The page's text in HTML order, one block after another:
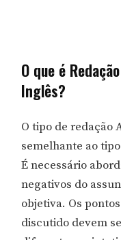
O que é
Inglês?
O tipo de redação
semelhante ao
É necessário
negativos do
objetiva. Os
discutido devem